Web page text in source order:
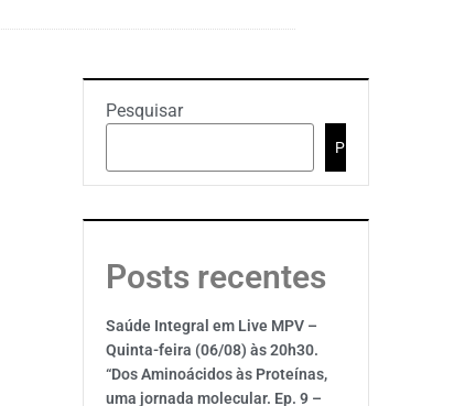
Pesquisar
Pesquisar
Posts recentes
Saúde Integral em Live MPV –
Quinta-feira (06/08) às 20h30.
“Dos Aminoácidos às Proteínas,
uma jornada molecular. Ep. 9 –